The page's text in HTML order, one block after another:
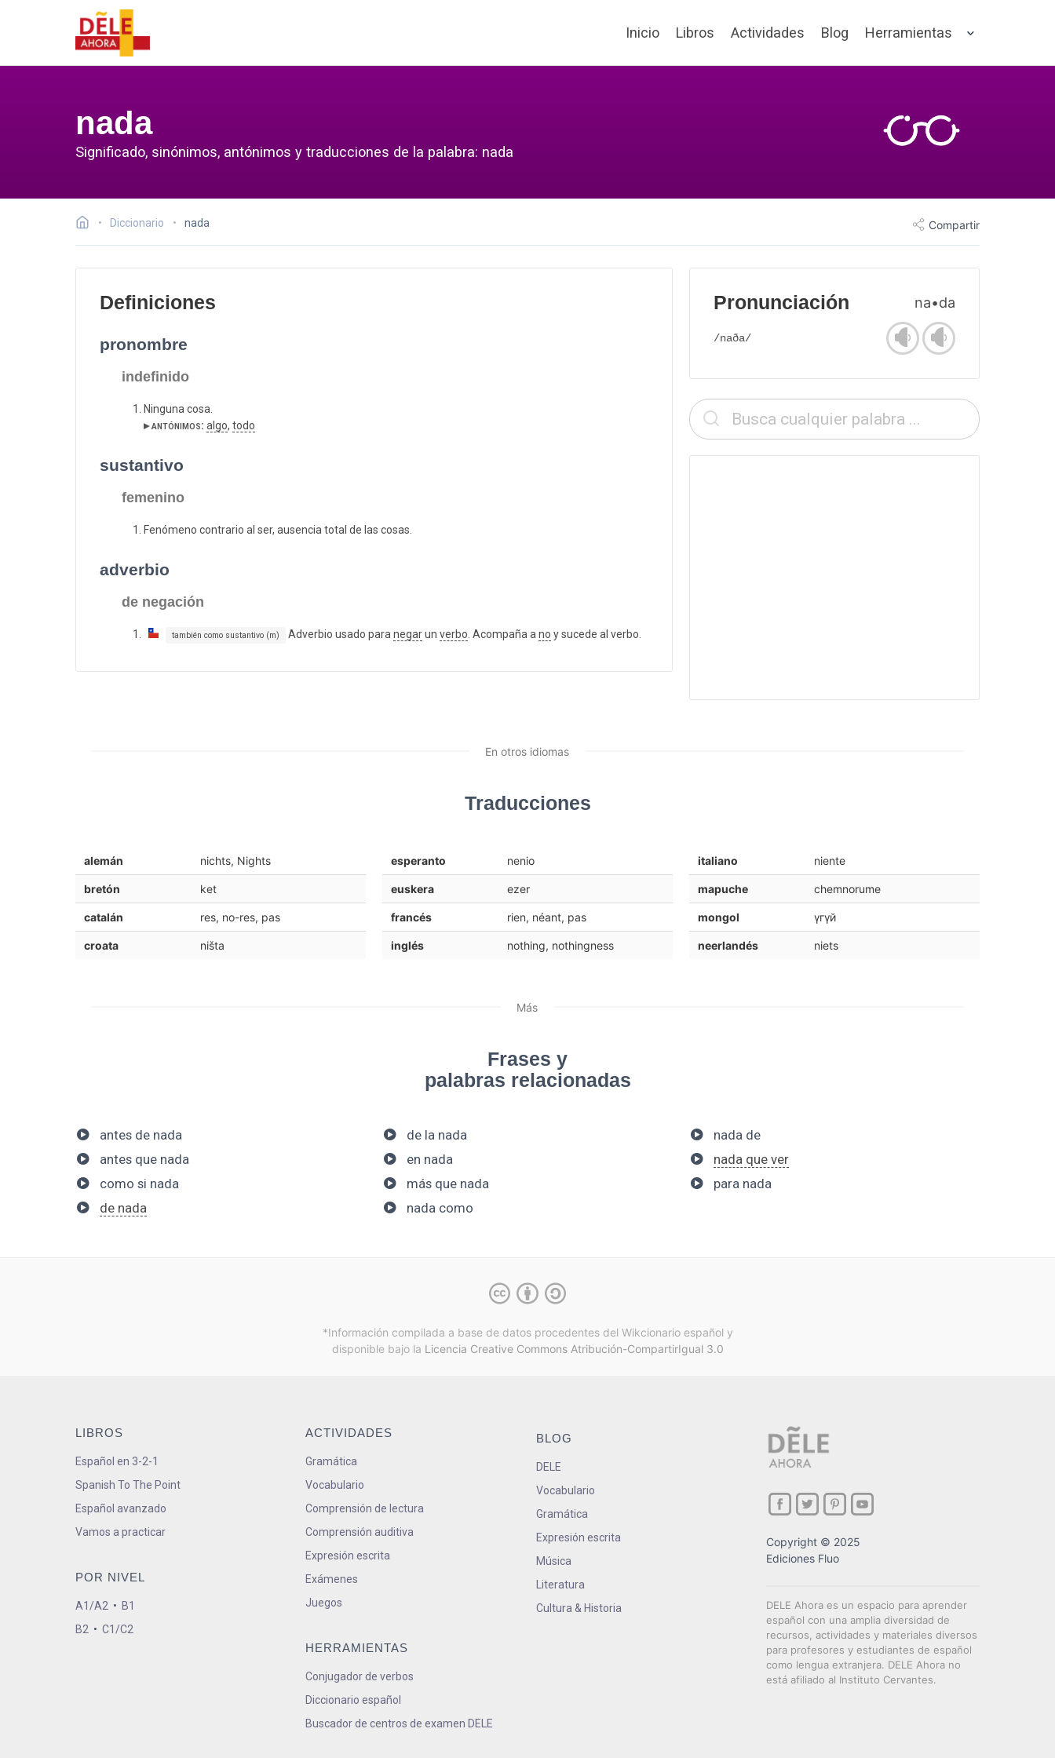
Inicio Libros Actividades Blog Herramientas
nada
Significado, sinónimos, antónimos y traducciones de la palabra: nada
Diccionario nada Compartir
Definiciones
pronombre
indefinido
Ninguna cosa.
▸ antónimos: algo, todo
sustantivo
femenino
Fenómeno contrario al ser, ausencia total de las cosas.
adverbio
de negación
también como sustantivo (m) Adverbio usado paranegarun verbo. Acompaña ano y sucede al verbo.
Pronunciación na•da
/naða/
En otros idiomas
Traducciones
alemán nichts, Nights
bretón ket
catalán res, no-res, pas
croata ništa
esperanto nenio
euskera ezer
francés rien, néant, pas
inglés nothing, nothingness
italiano niente
mapuche chemnorume
mongol үгүй
neerlandés niets
Más
Frases y
palabras relacionadas
antes de nada
antes que nada
como si nada
de nada
de la nada
en nada
más que nada
nada como
nada de
nada que ver
para nada
*Información compilada a base de datos procedentes del Wikcionario español y
disponible bajo la Licencia Creative Commons Atribución-CompartirIgual 3.0
LIBROS
Español en 3-2-1
Spanish To The Point
Español avanzado
Vamos a practicar
POR NIVEL
A1/A2 • B1
B2 • C1/C2
ACTIVIDADES
Gramática
Vocabulario
Comprensión de lectura
Comprensión auditiva
Expresión escrita
Exámenes
Juegos
HERRAMIENTAS
Conjugador de verbos
Diccionario español
Buscador de centros de examen DELE
BLOG
DELE
Vocabulario
Gramática
Expresión escrita
Música
Literatura
Cultura & Historia
Copyright © 2025
Ediciones Fluo
DELE Ahora es un espacio para aprender
español con una amplia diversidad de
recursos, actividades y materiales diversos
para profesores y estudiantes de español
como lengua extranjera. DELE Ahora no
está afiliado al Instituto Cervantes.